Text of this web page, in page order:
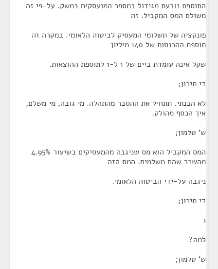
התוספת נובעת מגידול במספר המועסקים במשק. על-פי זה
משולם המס המקביל. זה
פונקציה של תשלומי המעסיק לביטוה הלאומי. במקרה זה
תוספת ההכנסות של 140 מיליון
שקל אינה עומדת ביים של 1 ל-1 לתוספת ההוצאות.
די תיכון;
לא הבנתי. תתחיל את ההסבר מהתהלה. מי גובה, מי משלם,
איך הכסף מהולק.
ש' טלמון;
המס המקביל הוא מס שניגבה מהמעסיקים בשיעור 4.95%
מהשכר שהם משלמים. המס הזה
ניגבה על-ידי הביטוה הלאומי.
די תיכון;
ו
למה?
ש' טלמון;